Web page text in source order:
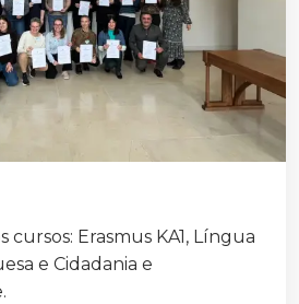
cursos: Erasmus KA1, Língua
e Cidadania e